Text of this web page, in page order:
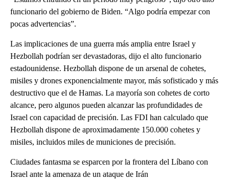
funcionario del gobierno de Biden. “Algo podría empezar con
pocas advertencias”.
Las implicaciones de una guerra más amplia entre Israel y
Hezbollah podrían ser devastadoras, dijo el alto funcionario
estadounidense. Hezbollah dispone de un arsenal de cohetes,
misiles y drones exponencialmente mayor, más sofisticado y más
destructivo que el de Hamas. La mayoría son cohetes de corto
alcance, pero algunos pueden alcanzar las profundidades de
Israel con capacidad de precisión. Las FDI han calculado que
Hezbollah dispone de aproximadamente 150.000 cohetes y
misiles, incluidos miles de municiones de precisión.
Ciudades fantasma se esparcen por la frontera del Líbano con
Israel ante la amenaza de un ataque de Irán